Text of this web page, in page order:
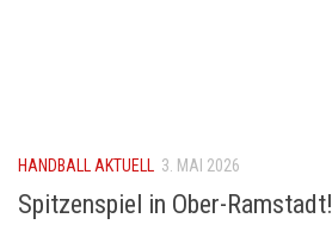
HANDBALL AKTUELL 3. MAI 2026
Spitzenspiel in Ober-Ramstadt!